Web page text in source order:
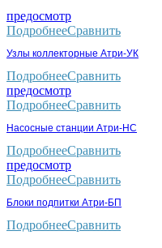
предосмотр
ПодробнееСравнить
Узлы коллекторные Атри-УК
ПодробнееСравнить
предосмотр
ПодробнееСравнить
Насосные станции Атри-НС
ПодробнееСравнить
предосмотр
ПодробнееСравнить
Блоки подпитки Атри-БП
ПодробнееСравнить